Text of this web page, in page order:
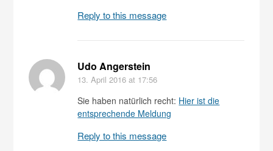
Reply to this message
Udo Angerstein
13. April 2016 at 17:56
Sie haben natürlich recht: Hier ist die
entsprechende Meldung
Reply to this message